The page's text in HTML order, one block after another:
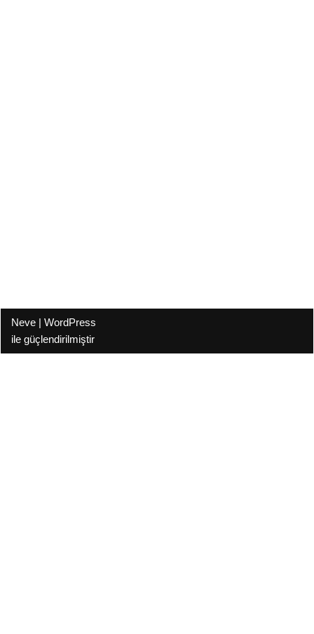
Neve | WordPress
ile güçlendirilmiştir